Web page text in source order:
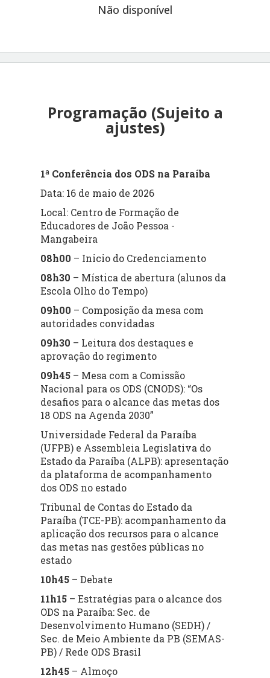
Não disponível
Programação (Sujeito a
ajustes)
1ª Conferência dos ODS na Paraíba
Data: 16 de maio de 2026
Local: Centro de Formação de
Educadores de João Pessoa -
Mangabeira
08h00 – Inicio do Credenciamento
08h30 – Mística de abertura (alunos da
Escola Olho do Tempo)
09h00 – Composição da mesa com
autoridades convidadas
09h30 – Leitura dos destaques e
aprovação do regimento
09h45 – Mesa com a Comissão
Nacional para os ODS (CNODS): “Os
desafios para o alcance das metas dos
18 ODS na Agenda 2030”
Universidade Federal da Paraíba
(UFPB) e Assembleia Legislativa do
Estado da Paraíba (ALPB): apresentação
da plataforma de acompanhamento
dos ODS no estado
Tribunal de Contas do Estado da
Paraíba (TCE-PB): acompanhamento da
aplicação dos recursos para o alcance
das metas nas gestões públicas no
estado
10h45 – Debate
11h15 – Estratégias para o alcance dos
ODS na Paraíba: Sec. de
Desenvolvimento Humano (SEDH) /
Sec. de Meio Ambiente da PB (SEMAS-
PB) / Rede ODS Brasil
12h45 – Almoço